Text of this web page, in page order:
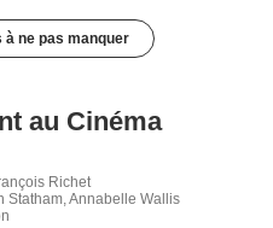
ne pas manquer
au Cinéma
Richet
Statham, Annabelle Wallis